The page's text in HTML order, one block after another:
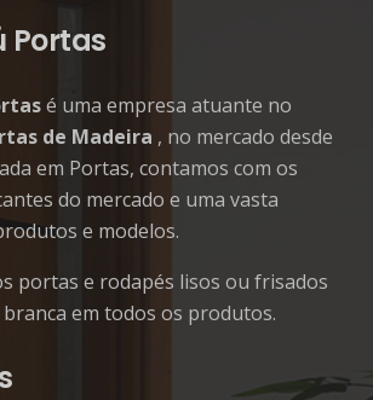
Portas
é uma empresa atuante no
de Madeira , no mercado desde
em Portas, contamos com os
do mercado e uma vasta
e modelos.
portas e rodapés lisos ou frisados
em todos os produtos.